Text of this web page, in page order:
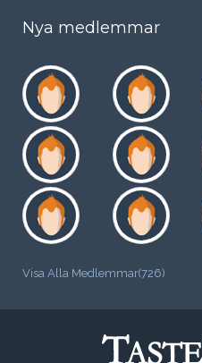
Nya medlemmar
Visa Alla Medlemmar(726)